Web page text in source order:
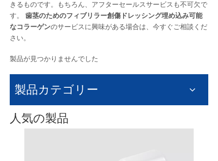
きるものです。もちろん、アフターセールスサービスも不可欠で
す。 歯茎のためのフィブリラー創傷ドレッシング埋め込み可能
なコラーゲンのサービスに興味がある場合は、今すぐご相談くだ
さい。
製品が見つかりませんでした
製品カテゴリー
人気の製品